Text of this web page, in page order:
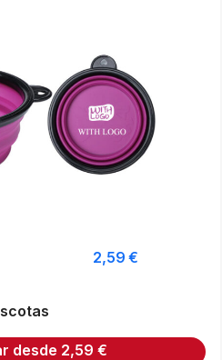
2,59€
desde 2,59 €